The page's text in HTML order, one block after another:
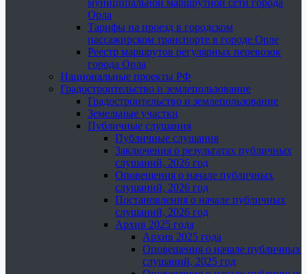
муниципальной маршрутной сети города
Орла
Тарифы на проезд в городском
пассажирском транспорте в городе Орле
Реестр маршрутов регулярных перевозок
города Орла
Национальные проекты РФ
Градостроительство и землепользование
Градостроительство и землепользование
Земельные участки
Публичные слушания
Публичные слушания
Заключения о результатах публичных
слушаний, 2026 год
Оповещения о начале публичных
слушаний, 2026 год
Постановления о начале публичных
слушаний, 2026 год
Архив 2025 года
Архив 2025 года
Оповещения о начале публичных
слушаний, 2025 год